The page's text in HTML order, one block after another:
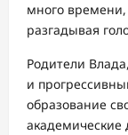
много
разгадывая
Родители
и
образование
академические